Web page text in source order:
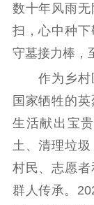
精品出版
数十年风雨
扫，心中种
守墓接力棒，
作为乡村医
国家牺牲的
生活献出宝
土、清理垃
村民、志愿
群人传承。